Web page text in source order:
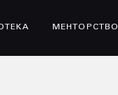
МЕНТОРСТВО